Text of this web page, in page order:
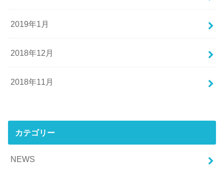
2019年1月
2018年12月
2018年11月
カテゴリー
NEWS